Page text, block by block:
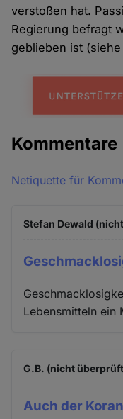
verstoßen hat.
Regierung befragt
geblieben ist (siehe
Kommentare
Netiquette für
Stefan Dewald
Lebensmitteln ein
G.B. (nicht
Auch der